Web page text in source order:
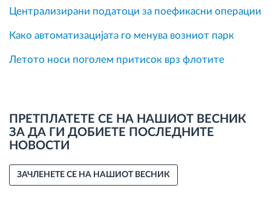
Централизирани податоци за поефикасни операции
Како автоматизацијата го менува возниот парк
Летото носи поголем притисок врз флотите
ПРЕТПЛАТЕТЕ СЕ НА НАШИОТ ВЕСНИК
ЗА ДА ГИ ДОБИЕТЕ ПОСЛЕДНИТЕ
НОВОСТИ
ЗАЧЛЕНЕТЕ СЕ НА НАШИОТ ВЕСНИК